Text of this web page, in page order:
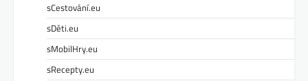
sCestování.eu
sDěti.eu
sMobilHry.eu
sRecepty.eu